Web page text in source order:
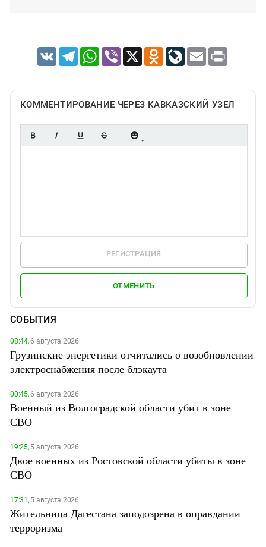
VK TelegramWhatsApp
Viber X Odnoklassniki
LiveJournal
Email Print
КОММЕНТИРОВАНИЕ ЧЕРЕЗ КАВКАЗСКИЙ УЗЕЛ
РЕГИСТРАЦИЯ
ОТМЕНИТЬ
СОБЫТИЯ
08:44,6 августа 2026
Грузинские энергетики отчитались о возобновлении
электроснабжения после блэкаута
00:45,6 августа 2026
Военный из Волгоградской области убит в зоне
СВО
19:25,5 августа 2026
Двое военных из Ростовской области убиты в зоне
СВО
17:31,5 августа 2026
Жительница Дагестана заподозрена в оправдании
терроризма